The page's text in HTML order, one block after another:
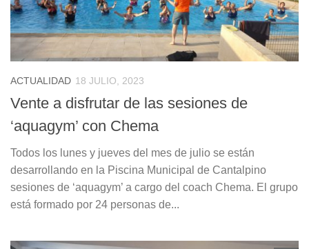
ACTUALIDAD 18 JULIO, 2023
Vente a disfrutar de las sesiones de
‘aquagym’ con Chema
Todos los lunes y jueves del mes de julio se están
desarrollando en la Piscina Municipal de Cantalpino
sesiones de ‘aquagym’ a cargo del coach Chema. El grupo
está formado por 24 personas de...